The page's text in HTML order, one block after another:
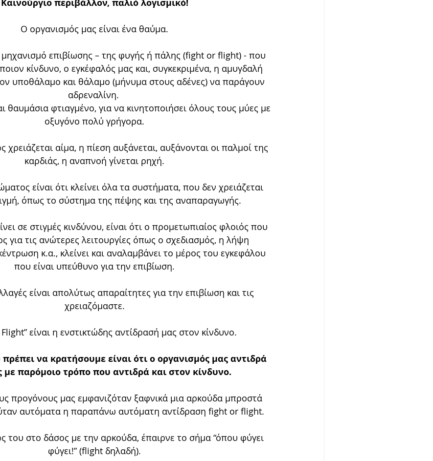
Καινούργιο περιβάλλον, παλιό λογισμικό!
Ο οργανισμός μας είναι ένα θαύμα.
επιβίωσης – της φυγής ή πάλης (fight or flight) - που
κίνδυνο, ο εγκέφαλός μας και, συγκεκριμένα, η αμυγδαλή
υποθάλαμο και θάλαμο (μήνυμα στους αδένες) να παράγουν
αδρεναλίνη.
θαυμάσια φτιαγμένο, για να κινητοποιήσει όλους τους μύες με
οξυγόνο πολύ γρήγορα.
χρειάζεται αίμα, η πίεση αυξάνεται, αυξάνονται οι παλμοί της
καρδιάς, η αναπνοή γίνεται ρηχή.
είναι ότι κλείνει όλα τα συστήματα, που δεν χρειάζεται
όπως το σύστημα της πέψης και της αναπαραγωγής.
σε στιγμές κινδύνου, είναι ότι ο προμετωπιαίος φλοιός που
για τις ανώτερες λειτουργίες όπως ο σχεδιασμός, η λήψη
κ.α., κλείνει και αναλαμβάνει το μέρος του εγκεφάλου
που είναι υπεύθυνο για την επιβίωση.
είναι απολύτως απαραίτητες για την επιβίωση και τις
χρειαζόμαστε.
είναι η ενστικτώδης αντίδρασή μας στον κίνδυνο.
να κρατήσουμε είναι ότι ο οργανισμός μας αντιδρά
με παρόμοιο τρόπο που αντιδρά και στον κίνδυνο.
προγόνους μας εμφανιζόταν ξαφνικά μια αρκούδα μπροστά
αυτόματα η παραπάνω αυτόματη αντίδραση fight or flight.
του στο δάσος με την αρκούδα, έπαιρνε το σήμα “όπου φύγει
φύγει!” (flight δηλαδή).